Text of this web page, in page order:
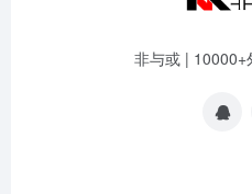
非与或 | 10000+